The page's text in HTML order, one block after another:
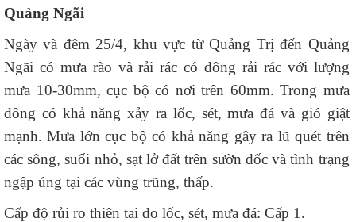
Quảng Ngãi
Ngày và đêm 25/4, khu vực từ Quảng Trị đến Quảng
Ngãi có mưa rào và rải rác có dông rải rác với lượng
mưa 10-30mm, cục bộ có nơi trên 60mm. Trong mưa
dông có khả năng xảy ra lốc, sét, mưa đá và gió giật
mạnh. Mưa lớn cục bộ có khả năng gây ra lũ quét trên
các sông, suối nhỏ, sạt lở đất trên sườn dốc và tình trạng
ngập úng tại các vùng trũng, thấp.
Cấp độ rủi ro thiên tai do lốc, sét, mưa đá: Cấp 1.